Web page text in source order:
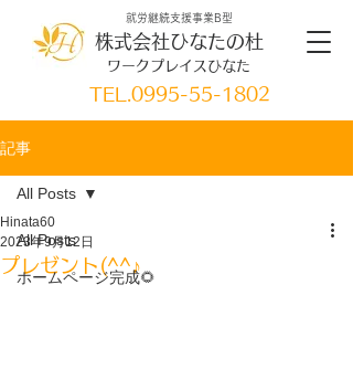
就労継続支援事業B型
株式会社ひなたの杜
ワークプレイスひなた
TEL. 0995-55-1802
記事
All Posts
ホームページ完成🌻
All Posts
プレゼント(^^♪
Hinata60
2023年9月12日